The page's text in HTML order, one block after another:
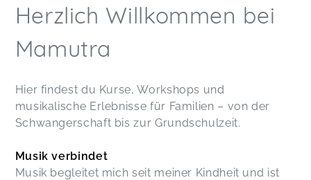
immer großen Spaß! Danke!
Mawiba - Tanzen für Frauen & (werdende) Mamas
Anna-Lena, Dec 04
War super, danke!
Mawiba - Tanzen für Frauen & (werdende) Mamas
Franziska,Jul 29
Herzlich Willkommen bei
Mamutra
Hier findest du Kurse, Workshops und
musikalische Erlebnisse für Familien – von der
Schwangerschaft bis zur Grundschulzeit.
Musik verbindet
Musik begleitet mich seit meiner Kindheit und ist